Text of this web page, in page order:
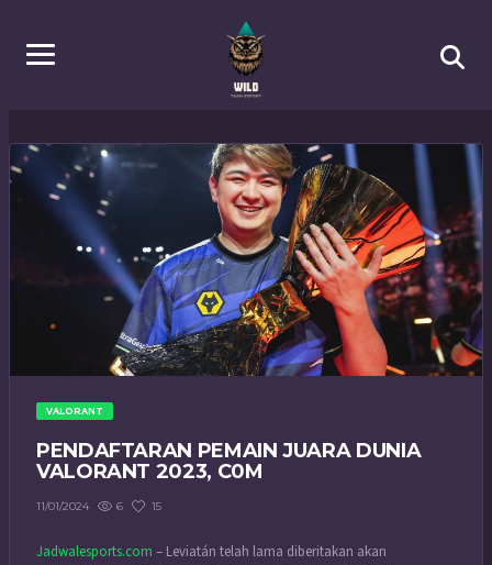
VALORANT
PENDAFTARAN PEMAIN JUARA DUNIA
VALORANT 2023, C0M
11/01/2024 6 15
Jadwalesports.com – Leviatán telah lama diberitakan akan